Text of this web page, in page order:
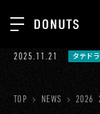
TOP
ABOUT
2025.11.21 タテドラ
TOP NEWS 2026